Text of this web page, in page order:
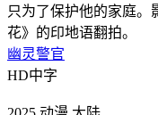
只为了保护他的家庭。
花》的印地语翻拍。
幽灵警官
HD中字